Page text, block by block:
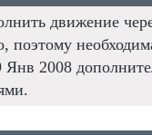
движение
поэтому
Янв 2008